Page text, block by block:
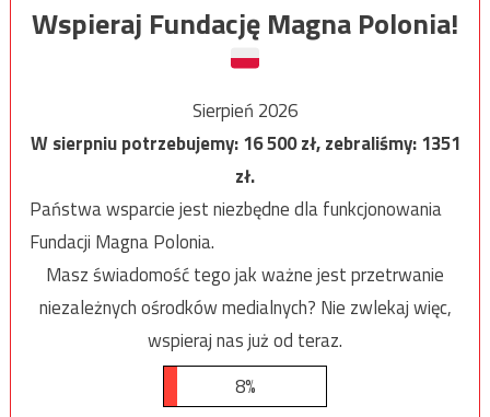
Wspieraj Fundację Magna Polonia!
Sierpień 2026
W sierpniu potrzebujemy:16 500zł, zebraliśmy:1351
zł.
Państwa wsparcie jest niezbędne dla funkcjonowania
Fundacji Magna Polonia.
Masz świadomość tego jak ważne jest przetrwanie
niezależnych ośrodków medialnych? Nie zwlekaj więc,
wspieraj nas już od teraz.
8%